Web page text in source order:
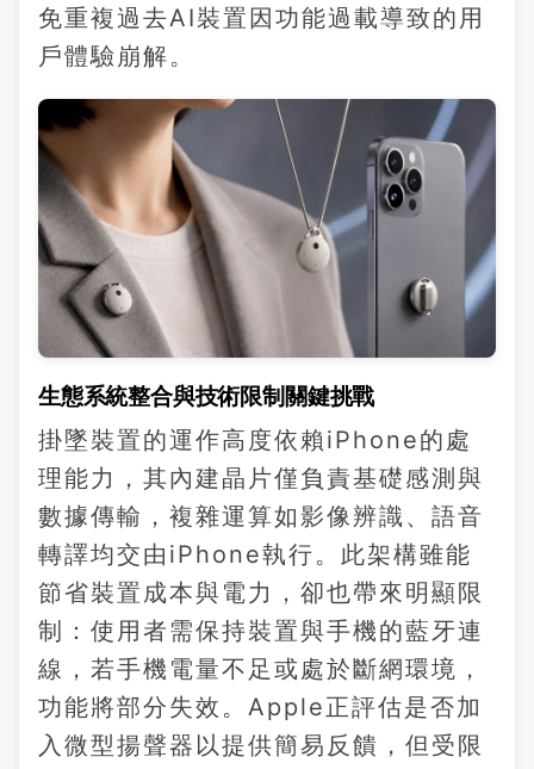
免重複過去AI裝置因功能過載導致的用
戶體驗崩解。
生態系統整合與技術限制關鍵挑戰
掛墜裝置的運作高度依賴iPhone的處
理能力，其內建晶片僅負責基礎感測與
數據傳輸，複雜運算如影像辨識、語音
轉譯均交由iPhone執行。此架構雖能
節省裝置成本與電力，卻也帶來明顯限
制：使用者需保持裝置與手機的藍牙連
線，若手機電量不足或處於斷網環境，
功能將部分失效。Apple正評估是否加
入微型揚聲器以提供簡易反饋，但受限